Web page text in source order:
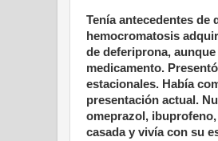
Tenía antecedentes de
hemocromatosis
de deferiprona,
medicamento.
estacionales. Había
presentación actual.
omeprazol,
casada y vivía con su